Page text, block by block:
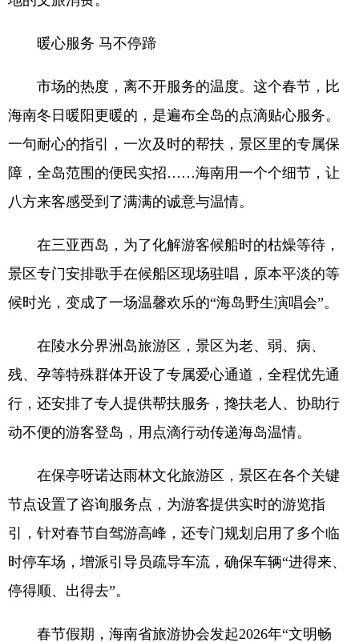
暖心服务 马不停蹄
市场的热度，离不开服务的温度。这个春节，比
海南冬日暖阳更暖的，是遍布全岛的点滴贴心服务。
一句耐心的指引，一次及时的帮扶，景区里的专属保
障，全岛范围的便民实招……海南用一个个细节，让
八方来客感受到了满满的诚意与温情。
在三亚西岛，为了化解游客候船时的枯燥等待，
景区专门安排歌手在候船区现场驻唱，原本平淡的等
候时光，变成了一场温馨欢乐的“海岛野生演唱会”。
在陵水分界洲岛旅游区，景区为老、弱、病、
残、孕等特殊群体开设了专属爱心通道，全程优先通
行，还安排了专人提供帮扶服务，搀扶老人、协助行
动不便的游客登岛，用点滴行动传递海岛温情。
在保亭呀诺达雨林文化旅游区，景区在各个关键
节点设置了咨询服务点，为游客提供实时的游览指
引，针对春节自驾游高峰，还专门规划启用了多个临
时停车场，增派引导员疏导车流，确保车辆“进得来、
停得顺、出得去”。
春节假期，海南省旅游协会发起2026年“文明畅